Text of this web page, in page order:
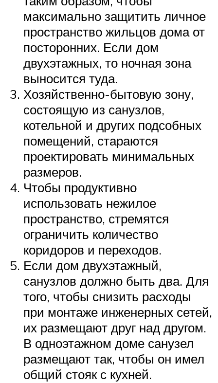
максимально защитить личное
пространство жильцов дома от
посторонних. Если дом
двухэтажных, то ночная зона
выносится туда.
Хозяйственно-бытовую зону,
состоящую из санузлов,
котельной и других подсобных
помещений, стараются
проектировать минимальных
размеров.
Чтобы продуктивно
использовать нежилое
пространство, стремятся
ограничить количество
коридоров и переходов.
Если дом двухэтажный,
санузлов должно быть два. Для
того, чтобы снизить расходы
при монтаже инженерных сетей,
их размещают друг над другом.
В одноэтажном доме санузел
размещают так, чтобы он имел
общий стояк с кухней.